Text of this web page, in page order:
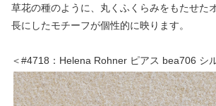
草花の種のように、丸くふくらみをもたせた
長にしたモチーフが個性的に映ります。
＜#4718：Helena Rohner ピアス bea706 シ